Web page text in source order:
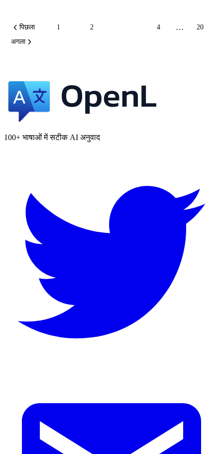
पिछला 1 2 4 …
20
अगला
100+ भाषाओं में सटीक AI अनुवाद